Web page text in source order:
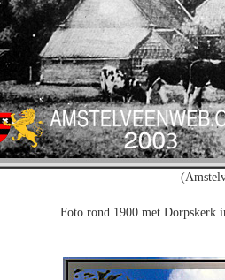
Foto rond 1900 met Dorpskerk